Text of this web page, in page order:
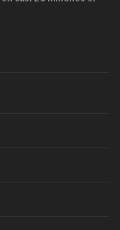
no cabían por los